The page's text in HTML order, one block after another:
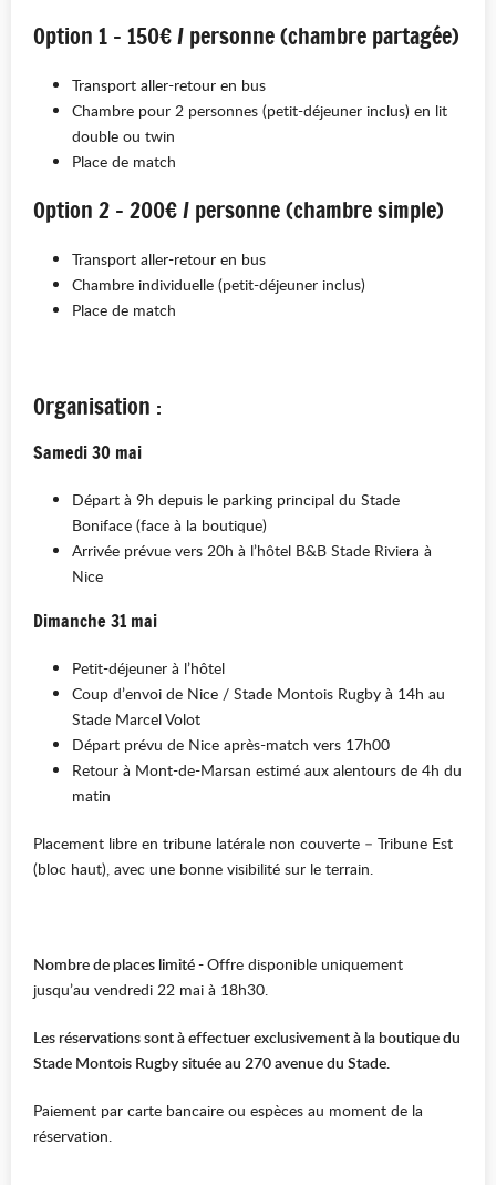
Option 1 – 150€ / personne (chambre partagée)
Transport aller-retour en bus
Chambre pour 2 personnes (petit-déjeuner inclus) en lit
double ou twin
Place de match
Option 2 – 200€ / personne (chambre simple)
Transport aller-retour en bus
Chambre individuelle (petit-déjeuner inclus)
Place de match
Organisation :
Samedi 30 mai
Départ à 9h depuis le parking principal du Stade
Boniface (face à la boutique)
Arrivée prévue vers 20h à l’hôtel B&B Stade Riviera à
Nice
Dimanche 31 mai
Petit-déjeuner à l’hôtel
Coup d’envoi de Nice / Stade Montois Rugby à 14h au
Stade Marcel Volot
Départ prévu de Nice après-match vers 17h00
Retour à Mont-de-Marsan estimé aux alentours de 4h du
matin
Placement libre en tribune latérale non couverte – Tribune Est
(bloc haut), avec une bonne visibilité sur le terrain.
Nombre de places limité -Offre disponible uniquement
jusqu’au vendredi 22 mai à 18h30.
Les réservations sont à effectuer exclusivement à la boutique du
Stade Montois Rugby située au 270 avenue du Stade.
Paiement par carte bancaire ou espèces au moment de la
réservation.